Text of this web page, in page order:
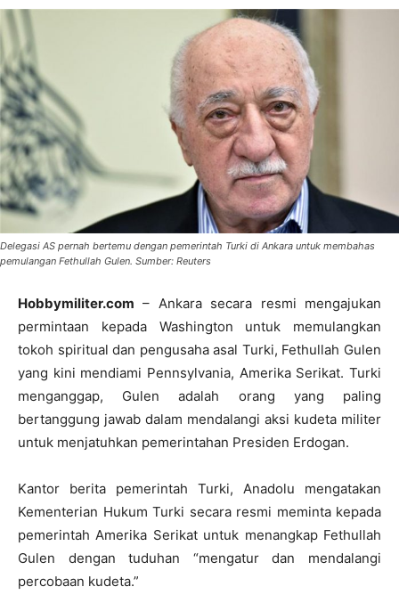
Delegasi AS pernah bertemu dengan pemerintah Turki di Ankara untuk membahas
pemulangan Fethullah Gulen. Sumber: Reuters
Hobbymiliter.com – Ankara secara resmi mengajukan
permintaan kepada Washington untuk memulangkan
tokoh spiritual dan pengusaha asal Turki, Fethullah Gulen
yang kini mendiami Pennsylvania, Amerika Serikat. Turki
menganggap, Gulen adalah orang yang paling
bertanggung jawab dalam mendalangi aksi kudeta militer
untuk menjatuhkan pemerintahan Presiden Erdogan.
Kantor berita pemerintah Turki, Anadolu mengatakan
Kementerian Hukum Turki secara resmi meminta kepada
pemerintah Amerika Serikat untuk menangkap Fethullah
Gulen dengan tuduhan “mengatur dan mendalangi
percobaan kudeta.”